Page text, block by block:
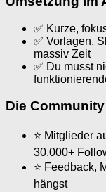
✅ Kurze,
✅ Vorlagen,
massiv Zeit
✅ Du musst
Die
⭐ Mitglieder
30.000+
⭐ Feedback,
hängst